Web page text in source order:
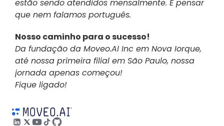
estão sendo atendidos mensalmente. E pensar
que nem falamos português.
Nosso caminho para o sucesso!
Da fundação da Moveo.AI Inc em Nova Iorque,
até nossa primeira filial em São Paulo, nossa
jornada apenas começou!
Fique ligado!